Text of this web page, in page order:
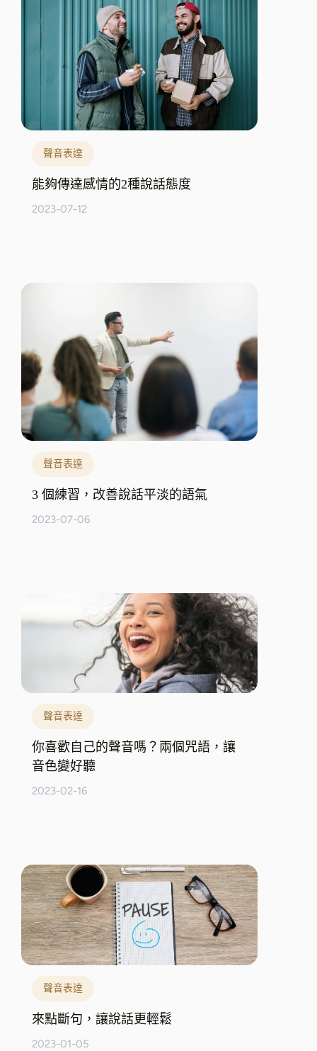
聲音表達
能夠傳達感情的2種說話態度
2023-07-12
聲音表達
3 個練習，改善說話平淡的語氣
2023-07-06
聲音表達
你喜歡自己的聲音嗎？兩個咒語，讓
音色變好聽
2023-02-16
聲音表達
來點斷句，讓說話更輕鬆
2023-01-05